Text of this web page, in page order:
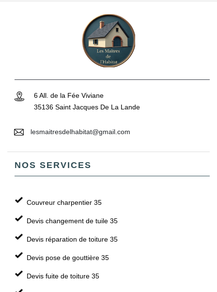
6 All. de la Fée Viviane
35136 Saint Jacques De La Lande
lesmaitresdelhabitat@gmail.com
NOS SERVICES
Couvreur charpentier 35
Devis changement de tuile 35
Devis réparation de toiture 35
Devis pose de gouttière 35
Devis fuite de toiture 35